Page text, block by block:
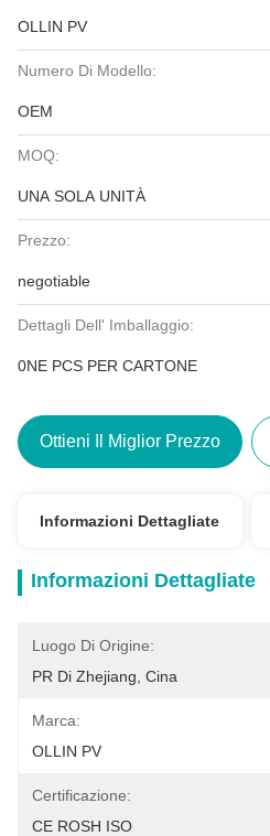
OLLIN PV
Numero Di Modello:
OEM
MOQ:
UNA SOLA UNITÀ
Prezzo:
negotiable
Dettagli Dell' Imballaggio:
0NE PCS PER CARTONE
Ottieni Il Miglior Prezzo
Informazioni Dettagliate
Informazioni Dettagliate
Luogo Di Origine:
PR Di Zhejiang, Cina
Marca:
OLLIN PV
Certificazione:
CE ROSH ISO